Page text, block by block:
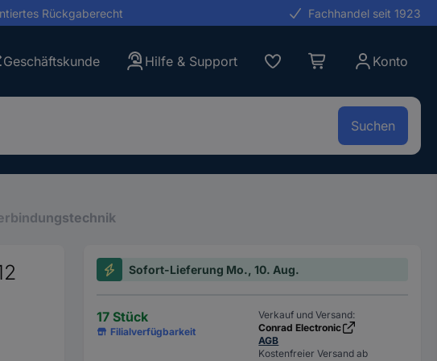
Rückgaberecht Fachhandel seit 1923
Geschäftskunde Hilfe & Support Konto
Suchen
Sofort-Lieferung Mo., 10. Aug.
17 Stück
Filialverfügbarkeit
Verkauf und Versand:
Conrad Electronic
AGB
Kostenfreier Versand ab